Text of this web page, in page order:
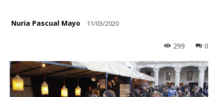
Nuria Pascual Mayo 11/03/2020
0
299